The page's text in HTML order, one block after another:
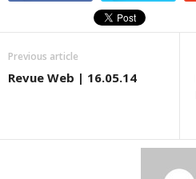
Previous article
Revue Web | 16.05.14